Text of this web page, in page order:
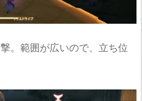
。範囲が広いので、立ち位